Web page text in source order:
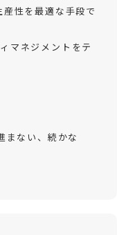
性を最適な手段で
マネジメントをテ
ない、続かな